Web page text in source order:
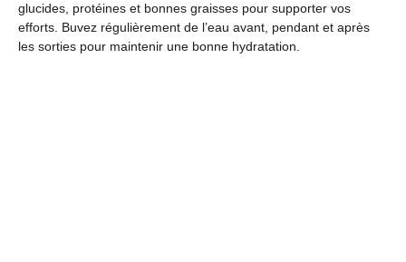
glucides, protéines et bonnes graisses pour supporter vos
efforts. Buvez régulièrement de l’eau avant, pendant et après
les sorties pour maintenir une bonne hydratation.